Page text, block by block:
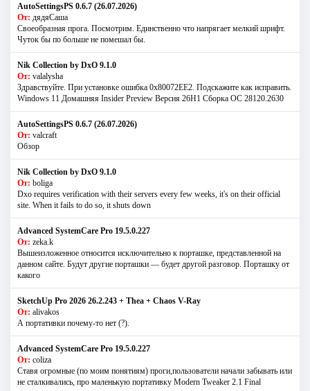
AutoSettingsPS 0.6.7 (26.07.2026)
От: дядяСаша
Своеобразная прога. Посмотрим. Единственно что напрягает мелкий шрифт.
Чуток бы по больше не помешал бы.
Nik Collection by DxO 9.1.0
От: valalysha
Здравствуйте. При установке ошибка 0х80072EE2. Подскажите как исправить.
Windows 11 Домашняя Insider Preview Версия 26H1 Сборка ОС 28120.2630
AutoSettingsPS 0.6.7 (26.07.2026)
От: valcraft
Обзор
Nik Collection by DxO 9.1.0
От: boliga
Dxo requires verification with their servers every few weeks, it's on their official
site. When it fails to do so, it shuts down
Advanced SystemCare Pro 19.5.0.227
От: zeka.k
Вышеизложенное относится исключительно к порташке, представленной на
данном сайте. Будут другие порташки — будет другой разговор. Порташку от
какого
SketchUp Pro 2026 26.2.243 + Thea + Chaos V-Ray
От: alivakos
А портативки почему-то нет (?).
Advanced SystemCare Pro 19.5.0.227
От: coliza
Ставя огромные (по моим понятиям) проги,пользователи начали забывать или
не сталкивались, про маленькую портативку Modern Tweaker 2.1 Final